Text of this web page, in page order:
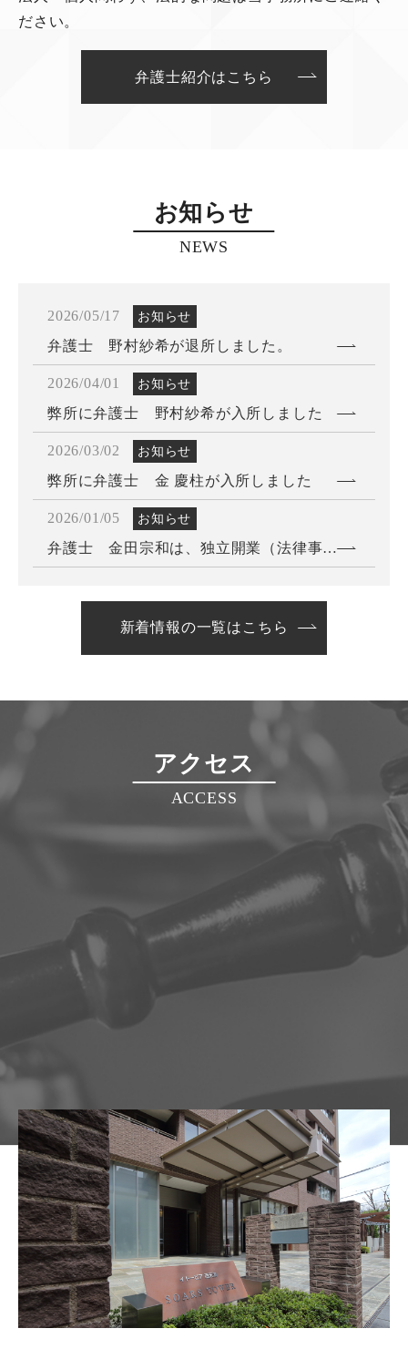
ださい。
弁護士紹介はこちら
お知らせ
NEWS
2026/05/17 お知らせ
弁護士 野村紗希が退所しました。
2026/04/01 お知らせ
弊所に弁護士 野村紗希が入所しました
2026/03/02 お知らせ
弊所に弁護士 金 慶柱が入所しました
2026/01/05 お知らせ
弁護士 金田宗和は、独立開業（法律事務所あらき）に伴い、退所しました。
新着情報の一覧はこちら
アクセス
ACCESS